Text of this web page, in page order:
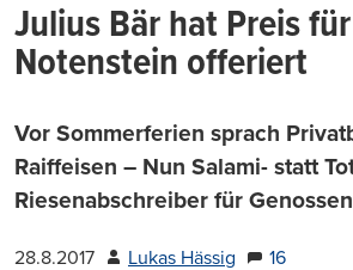
Julius Bär hat Preis
Notenstein offeriert
Vor Sommerferien sprach
Raiffeisen – Nun Salami- statt
Riesenabschreiber für
28.8.2017 Lukas Hässig
16